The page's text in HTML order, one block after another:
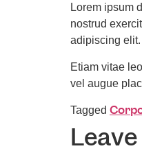
Lorem ipsum
nostrud
adipiscing elit.
Etiam vitae
vel augue
Tagged